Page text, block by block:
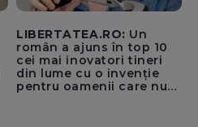
LIBERTATEA.RO: Un
român a ajuns în top 10
cei mai inovatori tineri
din lume cu o invenție
pentru oamenii care nu